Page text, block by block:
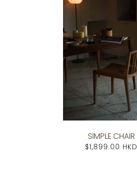
SIMPLE CHAIR
$1,899.00 HKD